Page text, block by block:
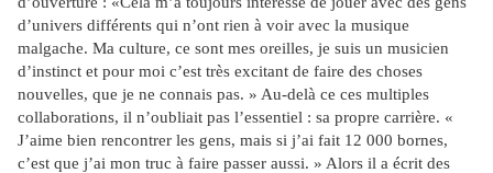
d’univers différents qui n’ont rien à voir avec la musique
malgache. Ma culture, ce sont mes oreilles, je suis un musicien
d’instinct et pour moi c’est très excitant de faire des choses
nouvelles, que je ne connais pas. » Au-delà ce ces multiples
collaborations, il n’oubliait pas l’essentiel : sa propre carrière. «
J’aime bien rencontrer les gens, mais si j’ai fait 12 000 bornes,
c’est que j’ai mon truc à faire passer aussi. » Alors il a écrit des